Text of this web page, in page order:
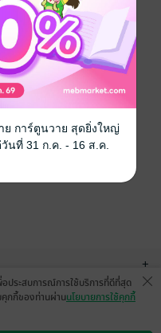
+
ประสบการณ์การใช้บริการที่ดีที่สุด
คุกกี้ของท่านผ่านนโยบายการใช้คุกกี้
ย การ์ตูนวาย สุดยิ่งใหญ่
นที่ 31 ก.ค. - 16 ส.ค.